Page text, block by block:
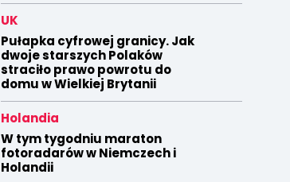
UK
Pułapka cyfrowej granicy. Jak
dwoje starszych Polaków
straciło prawo powrotu do
domu w Wielkiej Brytanii
Holandia
W tym tygodniu maraton
fotoradarów w Niemczech i
Holandii